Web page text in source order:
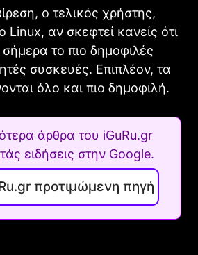
ο τελικός χρήστης,
Linux, αν σκεφτεί κανείς ότι
το πιο δημοφιλές
συσκευές. Επιπλέον, τα
όλο και πιο δημοφιλή.
άρθρα του iGuRu.gr
ειδήσεις στην Google.
προτιμώμενη πηγή